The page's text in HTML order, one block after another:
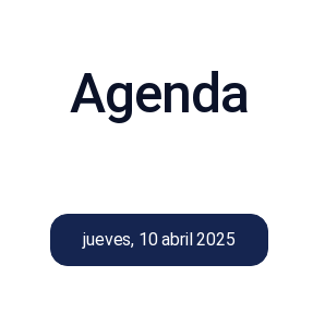
Agenda
jueves, 10 abril 2025